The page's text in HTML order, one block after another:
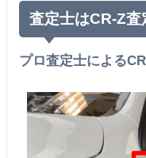
査定士はCR-Z査
プロ査定士による